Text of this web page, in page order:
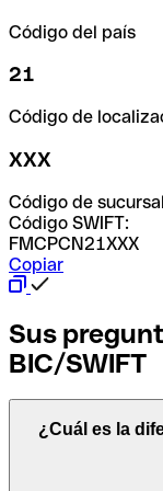
Código del país
21
Código de
XXX
Código de sucursal
Código SWIFT:
FMCPCN21XXX
Copiar
Sus
BIC/SWIFT
¿Cuál es la